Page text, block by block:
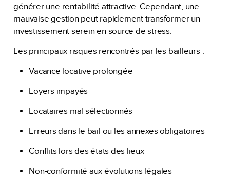
générer une rentabilité attractive. Cependant, une
mauvaise gestion peut rapidement transformer un
investissement serein en source de stress.
Les principaux risques rencontrés par les bailleurs :
Vacance locative prolongée
Loyers impayés
Locataires mal sélectionnés
Erreurs dans le bail ou les annexes obligatoires
Conflits lors des états des lieux
Non-conformité aux évolutions légales